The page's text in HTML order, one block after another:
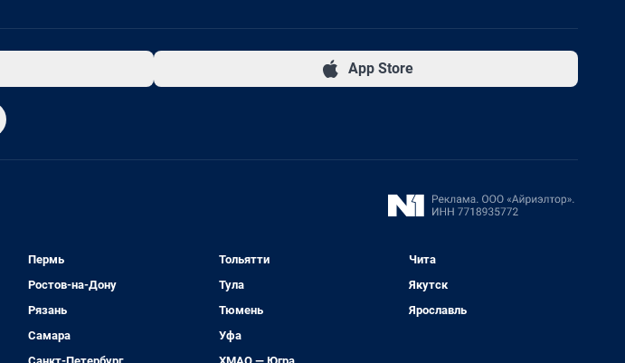
App Store
Пермь
Ростов-на-Дону
Рязань
Самара
Тольятти
Тула
Тюмень
Уфа
Чита
Якутск
Ярославль